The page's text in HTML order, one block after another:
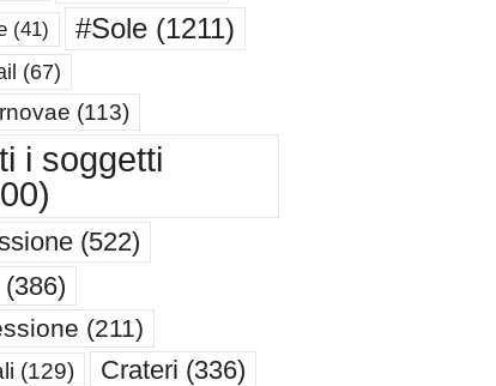
(41) #Sole(1211)
(67)
(113)
i soggetti
(522)
(386)
(211)
(129) Crateri (336)